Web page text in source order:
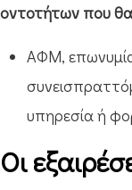
οντοτήτων που θα
ΑΦΜ,
υπηρεσία ή
Οι